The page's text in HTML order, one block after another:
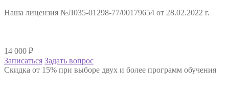
Наша лицензия №Л035-01298-77/00179654 от 28.02.2022 г.
14 000 ₽
Записаться Задать вопрос
Скидка от 15% при выборе двух и более программ обучения